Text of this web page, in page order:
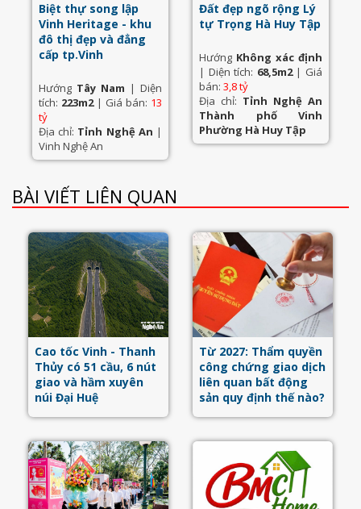
Biệt thự song lập
Vinh Heritage - khu
đô thị đẹp và đẳng
cấp tp.Vinh
Hướng Tây Nam | Diện
tích: 223m2| Giá bán: 13
tỷ
Địa chỉ: Tỉnh Nghệ An |
Vinh Nghệ An
Đất đẹp ngõ rộng Lý
tự Trọng Hà Huy Tập
Hướng Không xác định
| Diện tích: 68,5m2| Giá
bán: 3,8 tỷ
Địa chỉ: Tỉnh Nghệ An
Thành phố Vinh
Phường Hà Huy Tập
BÀI VIẾT LIÊN QUAN
Cao tốc Vinh - Thanh
Thủy có 51 cầu, 6 nút
giao và hầm xuyên
núi Đại Huệ
Từ 2027: Thẩm quyền
công chứng giao dịch
liên quan bất động
sản quy định thế nào?